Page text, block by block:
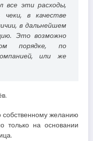
все эти расходы,
чеки, в качестве
в дальнейшем
Это возможно
порядке, по
или же
собственному желанию
только на основании